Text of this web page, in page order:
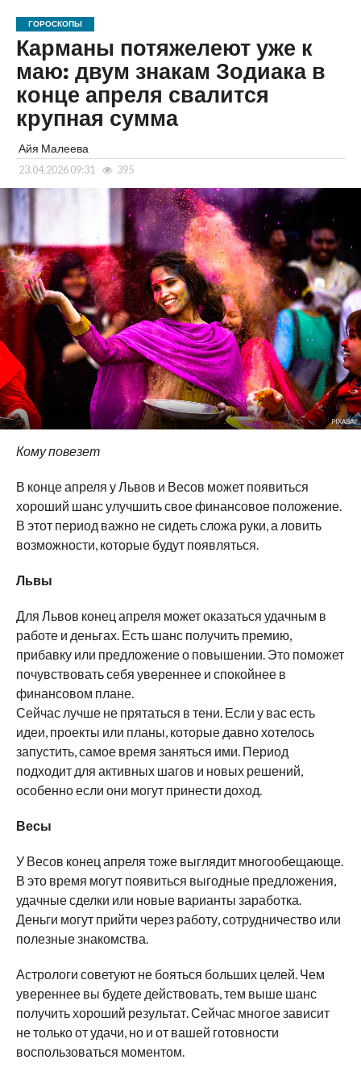
ГОРОСКОПЫ
Карманы потяжелеют уже к
маю: двум знакам Зодиака в
конце апреля свалится
крупная сумма
Айя Малеева
23.04.2026 09:31 395
PIXABAY
Кому повезет
В конце апреля у Львов и Весов может появиться
хороший шанс улучшить свое финансовое положение.
В этот период важно не сидеть сложа руки, а ловить
возможности, которые будут появляться.
Львы
Для Львов конец апреля может оказаться удачным в
работе и деньгах. Есть шанс получить премию,
прибавку или предложение о повышении. Это поможет
почувствовать себя увереннее и спокойнее в
финансовом плане.
Сейчас лучше не прятаться в тени. Если у вас есть
идеи, проекты или планы, которые давно хотелось
запустить, самое время заняться ими. Период
подходит для активных шагов и новых решений,
особенно если они могут принести доход.
Весы
У Весов конец апреля тоже выглядит многообещающе.
В это время могут появиться выгодные предложения,
удачные сделки или новые варианты заработка.
Деньги могут прийти через работу, сотрудничество или
полезные знакомства.
Астрологи советуют не бояться больших целей. Чем
увереннее вы будете действовать, тем выше шанс
получить хороший результат. Сейчас многое зависит
не только от удачи, но и от вашей готовности
воспользоваться моментом.